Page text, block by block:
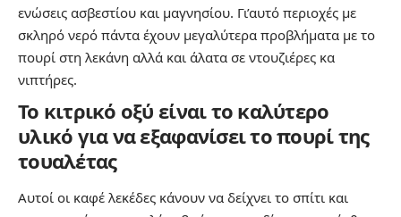
ενώσεις ασβεστίου και μαγνησίου. Γι’αυτό περιοχές με
σκληρό νερό πάντα έχουν μεγαλύτερα προβλήματα με το
πουρί στη λεκάνη αλλά και άλατα σε ντουζιέρες κα
νιπτήρες.
Το κιτρικό οξύ είναι το καλύτερο
υλικό για να εξαφανίσει το πουρί της
τουαλέτας
Αυτοί οι καφέ λεκέδες κάνουν να δείχνει το σπίτι και